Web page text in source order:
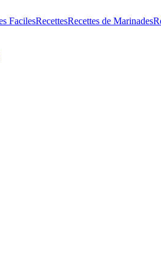
FacilesRecettesRecettes de Marinades